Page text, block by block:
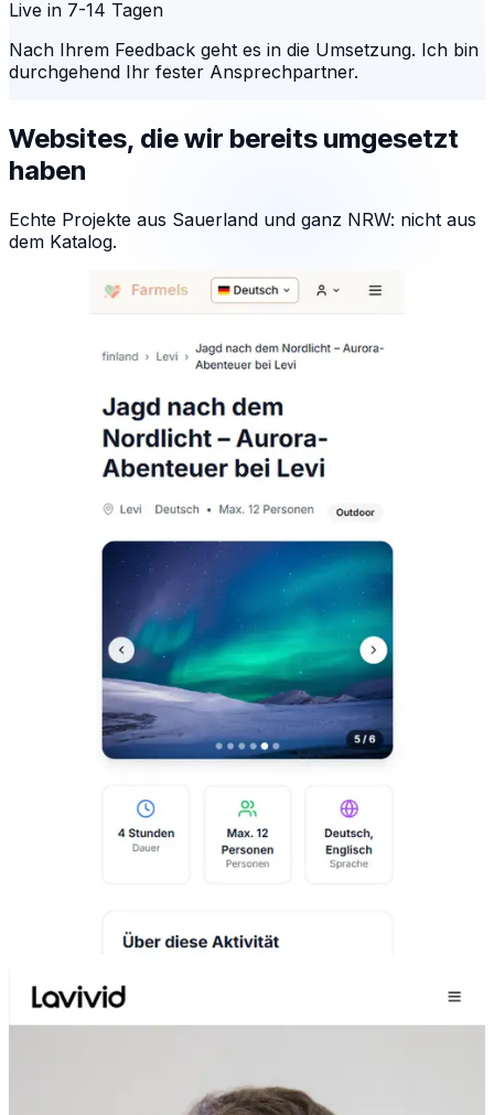
Live in 7-14 Tagen
Nach Ihrem Feedback geht es in die Umsetzung. Ich bin
durchgehend Ihr fester Ansprechpartner.
Websites, die wir bereits umgesetzt
haben
Echte Projekte aus Sauerland und ganz NRW: nicht aus
dem Katalog.